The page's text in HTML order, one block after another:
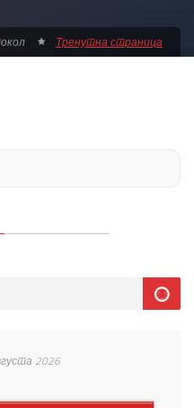
Тренутна страница
2026